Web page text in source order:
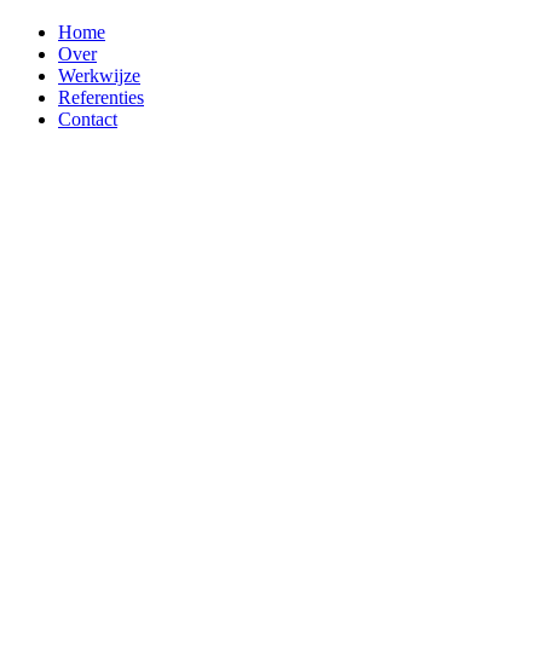
Home
Over
Werkwijze
Referenties
Contact